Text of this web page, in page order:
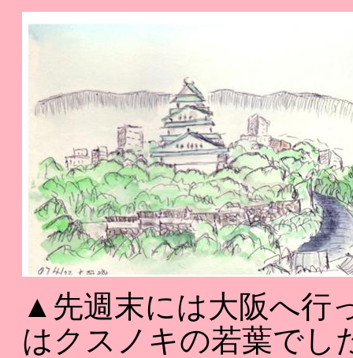
▲先週末には大阪へ行
はクスノキの若葉でし